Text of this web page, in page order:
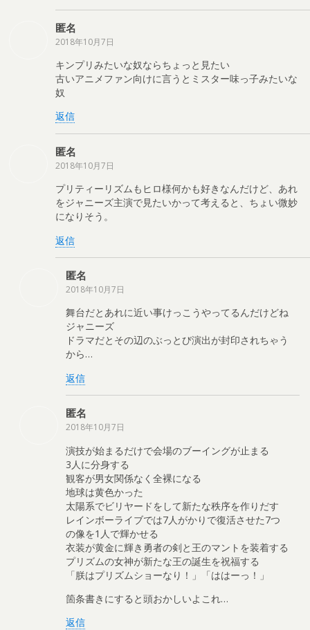
匿名
2018年10月7日
キンプリみたいな奴ならちょっと見たい
古いアニメファン向けに言うとミスター味っ子みたいな
奴
返信
匿名
2018年10月7日
プリティーリズムもヒロ様何かも好きなんだけど、あれ
をジャニーズ主演で見たいかって考えると、ちょい微妙
になりそう。
返信
匿名
2018年10月7日
舞台だとあれに近い事けっこうやってるんだけどね
ジャニーズ
ドラマだとその辺のぶっとび演出が封印されちゃう
から…
返信
匿名
2018年10月7日
演技が始まるだけで会場のブーイングが止まる
3人に分身する
観客が男女関係なく全裸になる
地球は黄色かった
太陽系でビリヤードをして新たな秩序を作りだす
レインボーライブでは7人がかりで復活させた7つ
の像を1人で輝かせる
衣装が黄金に輝き勇者の剣と王のマントを装着する
プリズムの女神が新たな王の誕生を祝福する
「朕はプリズムショーなり！」「ははーっ！」
箇条書きにすると頭おかしいよこれ…
返信